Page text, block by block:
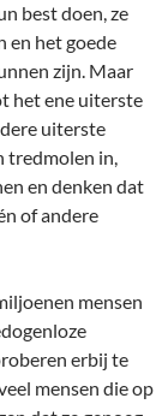
best doen, ze
en het goede
zijn. Maar
het ene uiterste
uiterste
tredmolen in,
en denken dat
of andere
mensen
erbij te
mensen die op